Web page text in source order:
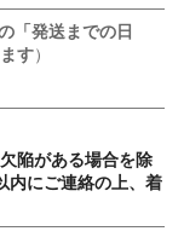
「発送までの日
す）
陥がある場合を除
内にご連絡の上、着